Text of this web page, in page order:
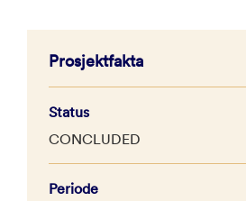
Prosjektfakta
Status
CONCLUDED
Periode